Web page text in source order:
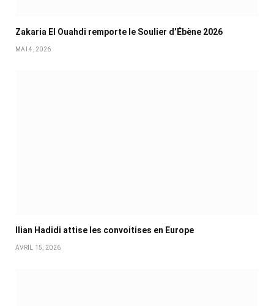
Zakaria El Ouahdi remporte le Soulier d’Ébène 2026
MAI 4, 2026
Ilian Hadidi attise les convoitises en Europe
AVRIL 15, 2026